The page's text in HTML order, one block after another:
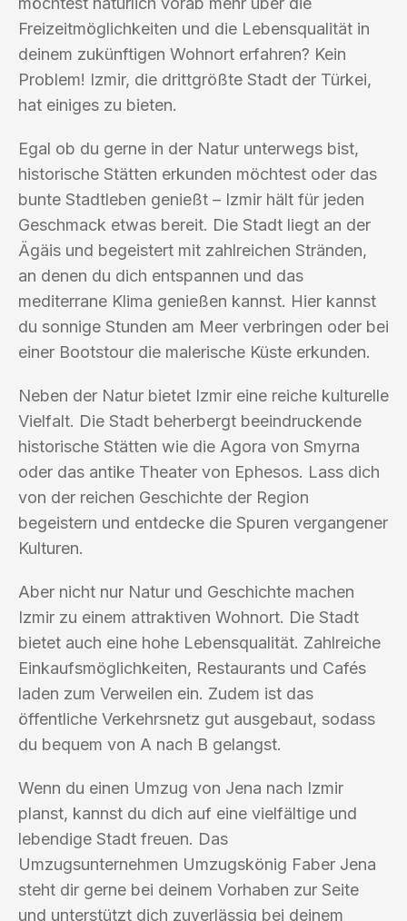
Freizeitmöglichkeiten und die Lebensqualität in
deinem zukünftigen Wohnort erfahren? Kein
Problem! Izmir, die drittgrößte Stadt der Türkei,
hat einiges zu bieten.
Egal ob du gerne in der Natur unterwegs bist,
historische Stätten erkunden möchtest oder das
bunte Stadtleben genießt – Izmir hält für jeden
Geschmack etwas bereit. Die Stadt liegt an der
Ägäis und begeistert mit zahlreichen Stränden,
an denen du dich entspannen und das
mediterrane Klima genießen kannst. Hier kannst
du sonnige Stunden am Meer verbringen oder bei
einer Bootstour die malerische Küste erkunden.
Neben der Natur bietet Izmir eine reiche kulturelle
Vielfalt. Die Stadt beherbergt beeindruckende
historische Stätten wie die Agora von Smyrna
oder das antike Theater von Ephesos. Lass dich
von der reichen Geschichte der Region
begeistern und entdecke die Spuren vergangener
Kulturen.
Aber nicht nur Natur und Geschichte machen
Izmir zu einem attraktiven Wohnort. Die Stadt
bietet auch eine hohe Lebensqualität. Zahlreiche
Einkaufsmöglichkeiten, Restaurants und Cafés
laden zum Verweilen ein. Zudem ist das
öffentliche Verkehrsnetz gut ausgebaut, sodass
du bequem von A nach B gelangst.
Wenn du einen Umzug von Jena nach Izmir
planst, kannst du dich auf eine vielfältige und
lebendige Stadt freuen. Das
Umzugsunternehmen Umzugskönig Faber Jena
steht dir gerne bei deinem Vorhaben zur Seite
und unterstützt dich zuverlässig bei deinem